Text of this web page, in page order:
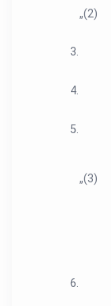
„(2)
3.
4.
5.
„(3)
6.